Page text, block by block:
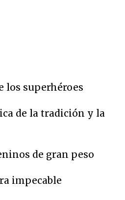
los superhéroes
de la tradición y la
de gran peso
impecable